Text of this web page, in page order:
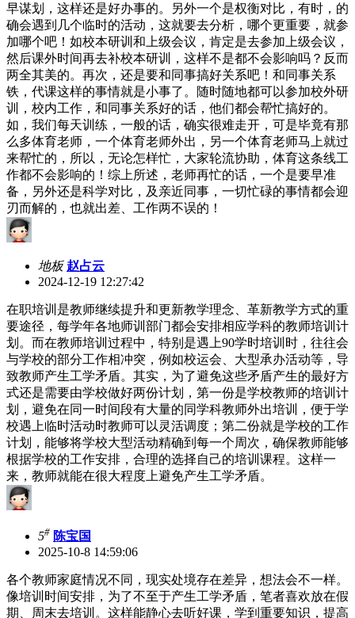
早谋划，这样还是好办事的。另外一个是权衡对比，有时，的
确会遇到几个临时的活动，这就要去分析，哪个更重要，就参
加哪个吧！如校本研训和上级会议，肯定是去参加上级会议，
然后课外时间再去补校本研训，这样不是都不会影响吗？反而
两全其美的。再次，还是要和同事搞好关系吧！和同事关系
铁，代课这样的事情就是小事了。随时随地都可以参加校外研
训，校内工作，和同事关系好的话，他们都会帮忙搞好的。
如，我们每天训练，一般的话，确实很难走开，可是毕竟有那
么多体育老师，一个体育老师外出，另一个体育老师马上就过
来帮忙的，所以，无论怎样忙，大家轮流协助，体育这条线工
作都不会影响的！综上所述，老师再忙的话，一个是要早准
备，另外还是科学对比，及亲近同事，一切忙碌的事情都会迎
刃而解的，也就出差、工作两不误的！
地板 赵占云
2024-12-19 12:27:42
在职培训是教师继续提升和更新教学理念、革新教学方式的重
要途径，每学年各地师训部门都会安排相应学科的教师培训计
划。而在教师培训过程中，特别是遇上90学时培训时，往往会
与学校的部分工作相冲突，例如校运会、大型承办活动等，导
致教师产生工学矛盾。其实，为了避免这些矛盾产生的最好方
式还是需要由学校做好两份计划，第一份是学校教师的培训计
划，避免在同一时间段有大量的同学科教师外出培训，便于学
校遇上临时活动时教师可以灵活调度；第二份就是学校的工作
计划，能够将学校大型活动精确到每一个周次，确保教师能够
根据学校的工作安排，合理的选择自己的培训课程。这样一
来，教师就能在很大程度上避免产生工学矛盾。
5# 陈宝国
2025-10-8 14:59:06
各个教师家庭情况不同，现实处境存在差异，想法会不一样。
像培训时间安排，为了不至于产生工学矛盾，笔者喜欢放在假
期、周末去培训。这样能静心去听好课，学到重要知识，提高